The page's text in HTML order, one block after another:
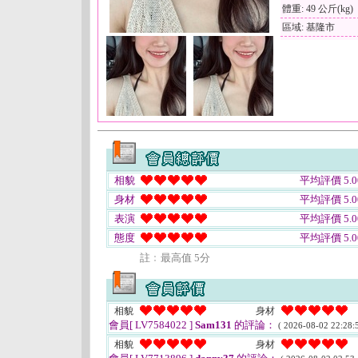
體重: 49 公斤(kg)
區域: 基隆市
相貌
平均評價
身材
平均評價
表演
平均評價
態度
平均評價
註﹕最高值 5分
相貌 身材
會員[ LV7584022 ] Sam131 的評論： ( 2026-08-02
相貌 身材